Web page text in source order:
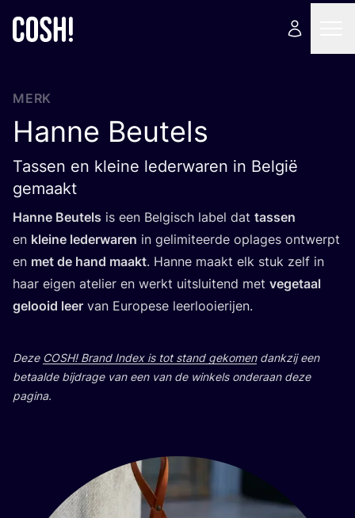
MERK
Hanne Beutels
Tassen en kleine lederwaren in België
gemaakt
Han­ne Beu­tels is een Bel­gisch label dat tas­sen
en klei­ne leder­wa­ren in geli­mi­teer­de opla­ges ont­werpt
en met de hand maakt. Han­ne maakt elk stuk zelf in
haar eigen ate­lier en werkt uit­slui­tend met vege­taal
gelooid leer van Euro­pe­se leerlooierijen.
Deze COSH! Brand Index is tot stand geko­mendank­zij een
betaal­de bij­dra­ge van een van de win­kels onder­aan deze
pagina.